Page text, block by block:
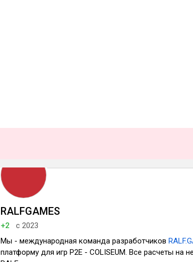
RALFGAMES
+2
с 2023
Мы - международная команда разработчиков
платформу для игр P2E - COLISEUM. Все расчеты на